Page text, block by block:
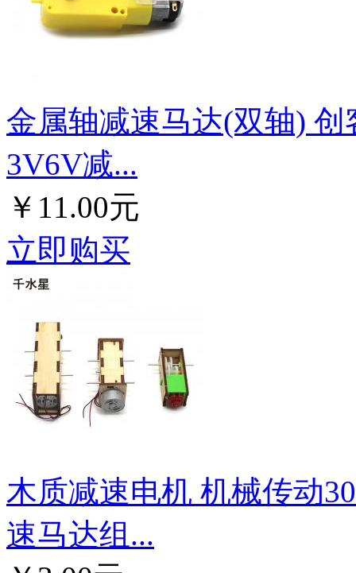
金属轴减速马达(双轴)
3V6V减...
￥11.00元
立即购买
木质减速电机 机械传动
速马达组...